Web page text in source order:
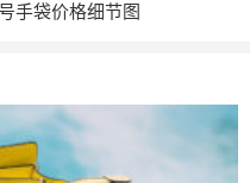
手袋价格细节图